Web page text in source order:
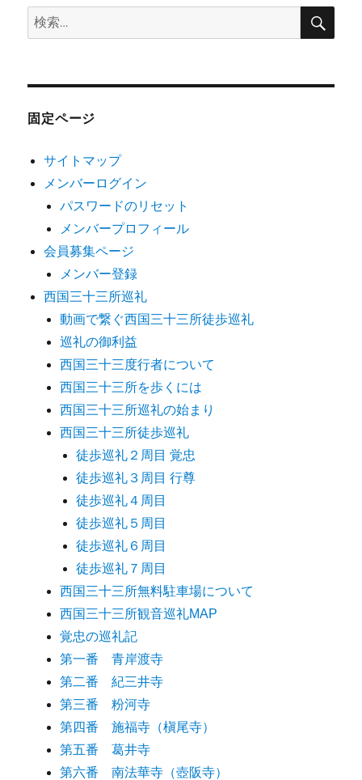
検
索:
検
固定ページ
サイトマップ
メンバーログイン
パスワードのリセット
メンバープロフィール
会員募集ページ
メンバー登録
西国三十三所巡礼
動画で繋ぐ西国三十三所徒歩巡礼
巡礼の御利益
西国三十三度行者について
西国三十三所を歩くには
西国三十三所巡礼の始まり
西国三十三所徒歩巡礼
徒歩巡礼２周目 覚忠
徒歩巡礼３周目 行尊
徒歩巡礼４周目
徒歩巡礼５周目
徒歩巡礼６周目
徒歩巡礼７周目
西国三十三所無料駐車場について
西国三十三所観音巡礼MAP
覚忠の巡礼記
第一番 青岸渡寺
第二番 紀三井寺
第三番 粉河寺
第四番 施福寺（槇尾寺）
第五番 葛井寺
第六番 南法華寺（壺阪寺）